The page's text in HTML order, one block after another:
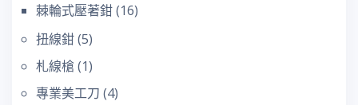
棘輪式壓著鉗(16)
扭線鉗(5)
札線槍 (1)
專業美工刀 (4)